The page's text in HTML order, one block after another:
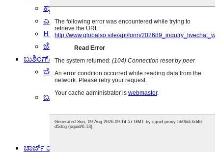
ಕ್ಯಾನನ್-ಬೋರ್ಡ್
ಎಪ್ಸನ್-ಬೋರ್ಡ್
HP-ಬೋರ್ಡ್
ಜೆರಾಕ್ಸ್-ಬೋರ್ಡ್
ಬುಶಿಂಗ್/ಬೇರಿಂಗ್
ಬೇರಿಂಗ್
ಜೆರಾಕ್ಸ್-ಬೇರಿಂಗ್
ಬುಶಿಂಗ್
ರಿಕೋ-ಬುಶಿಂಗ್
ಚಾರ್ಜ್ ಯೂನಿಟ್/ ಕರೋನಾ